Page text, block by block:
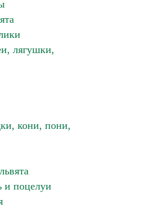
лягушки,
кони, пони,
поцелуи